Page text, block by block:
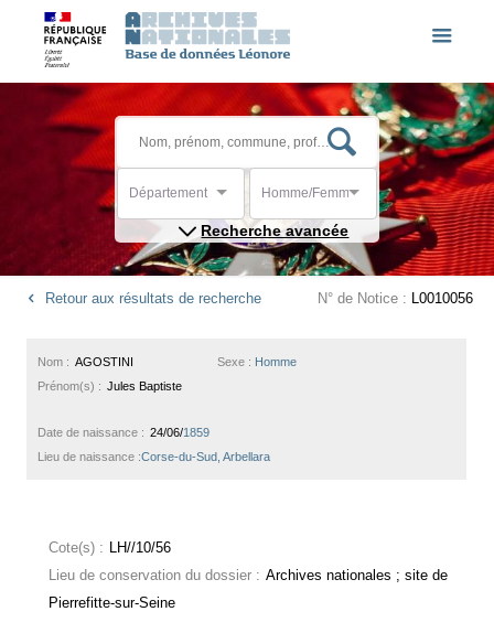
Département Homme/Femme
Recherche avancée
Retour aux résultats de recherche N° de Notice : L0010056
Sexe : Homme
Nom : AGOSTINI
Prénom(s) : Jules Baptiste
Date de naissance : 24/06/1859
Lieu de naissance :Corse-du-Sud, Arbellara
Cote(s) : LH//10/56
Lieu de conservation du dossier : Archives nationales ; site de
Pierrefitte-sur-Seine